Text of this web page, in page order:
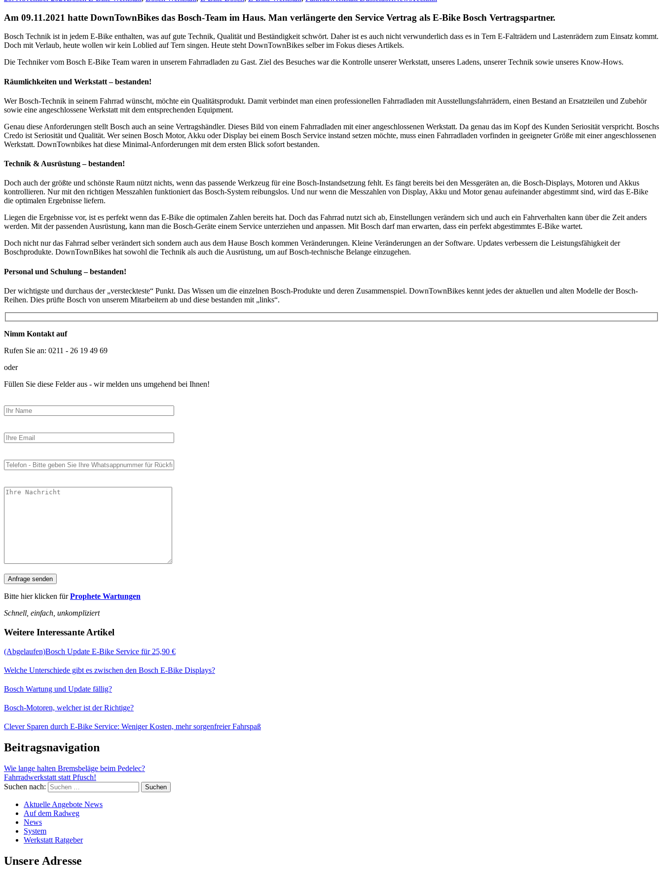
Am 09.11.2021 hatte DownTownBikes das Bosch-Team im Haus. Man verlängerte den Service Vertrag als E-Bike Bosch Vertragspartner.
Bosch Technik ist in jedem E-Bike enthalten, was auf gute Technik, Qualität und Beständigkeit schwört. Daher ist es auch nicht verwunderlich dass es in Tern E-Falträdern und Lastenrädern zum Einsatz kommt.
Doch mit Verlaub, heute wollen wir kein Loblied auf Tern singen. Heute steht DownTownBikes selber im Fokus dieses Artikels.
Die Techniker vom Bosch E-Bike Team waren in unserem Fahrradladen zu Gast. Ziel des Besuches war die Kontrolle unserer Werkstatt, unseres Ladens, unserer Technik sowie unseres Know-Hows.
Räumlichkeiten und Werkstatt – bestanden!
Wer Bosch-Technik in seinem Fahrrad wünscht, möchte ein Qualitätsprodukt. Damit verbindet man einen professionellen Fahrradladen mit Ausstellungsfahrrädern, einen Bestand an Ersatzteilen und Zubehör
sowie eine angeschlossene Werkstatt mit dem entsprechenden Equipment.
Genau diese Anforderungen stellt Bosch auch an seine Vertragshändler. Dieses Bild von einem Fahrradladen mit einer angeschlossenen Werkstatt. Da genau das im Kopf des Kunden Seriosität verspricht. Boschs
Credo ist Seriosität und Qualität. Wer seinen Bosch Motor, Akku oder Display bei einem Bosch Service instand setzen möchte, muss einen Fahrradladen vorfinden in geeigneter Größe mit einer angeschlossenen
Werkstatt. DownTownbikes hat diese Minimal-Anforderungen mit dem ersten Blick sofort bestanden.
Technik & Ausrüstung – bestanden!
Doch auch der größte und schönste Raum nützt nichts, wenn das passende Werkzeug für eine Bosch-Instandsetzung fehlt. Es fängt bereits bei den Messgeräten an, die Bosch-Displays, Motoren und Akkus
kontrollieren. Nur mit den richtigen Messzahlen funktioniert das Bosch-System reibungslos. Und nur wenn die Messzahlen von Display, Akku und Motor genau aufeinander abgestimmt sind, wird das E-Bike
die optimalen Ergebnisse liefern.
Liegen die Ergebnisse vor, ist es perfekt wenn das E-Bike die optimalen Zahlen bereits hat. Doch das Fahrrad nutzt sich ab, Einstellungen verändern sich und auch ein Fahrverhalten kann über die Zeit anders
werden. Mit der passenden Ausrüstung, kann man die Bosch-Geräte einem Service unterziehen und anpassen. Mit Bosch darf man erwarten, dass ein perfekt abgestimmtes E-Bike wartet.
Doch nicht nur das Fahrrad selber verändert sich sondern auch aus dem Hause Bosch kommen Veränderungen. Kleine Veränderungen an der Software. Updates verbessern die Leistungsfähigkeit der
Boschprodukte. DownTownBikes hat sowohl die Technik als auch die Ausrüstung, um auf Bosch-technische Belange einzugehen.
Personal und Schulung – bestanden!
Der wichtigste und durchaus der „versteckteste“ Punkt. Das Wissen um die einzelnen Bosch-Produkte und deren Zusammenspiel. DownTownBikes kennt jedes der aktuellen und alten Modelle der Bosch-
Reihen. Dies prüfte Bosch von unserem Mitarbeitern ab und diese bestanden mit „links“.
Nimm Kontakt auf
Rufen Sie an: 0211 - 26 19 49 69
oder
Füllen Sie diese Felder aus - wir melden uns umgehend bei Ihnen!
Bitte hier klicken fürProphete Wartungen
Schnell, einfach, unkompliziert
Weitere Interessante Artikel
(Abgelaufen)Bosch Update E-Bike Service für 25,90 €
Welche Unterschiede gibt es zwischen den Bosch E-Bike Displays?
Bosch Wartung und Update fällig?
Bosch-Motoren, welcher ist der Richtige?
Clever Sparen durch E-Bike Service: Weniger Kosten, mehr sorgenfreier Fahrspaß
Beitragsnavigation
Wie lange halten Bremsbeläge beim Pedelec?
Fahrradwerkstatt statt Pfusch!
Suchen nach:
Aktuelle Angebote News
Auf dem Radweg
News
System
Werkstatt Ratgeber
Unsere Adresse